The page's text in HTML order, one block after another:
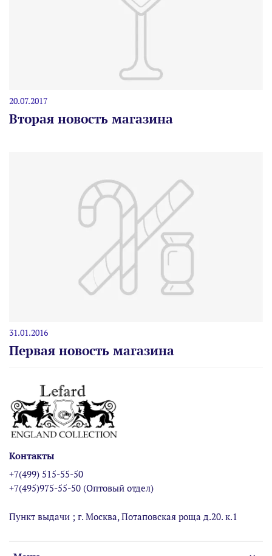
20.07.2017
Вторая новость магазина
31.01.2016
Первая новость магазина
Контакты
+7(499) 515-55-50
+7(495)975-55-50 (Оптовый отдел)
Пункт выдачи ; г. Москва, Потаповская роща д.20. к.1